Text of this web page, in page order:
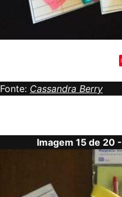
Fonte: Cassandra Berry
Imagem 15 de 20 -